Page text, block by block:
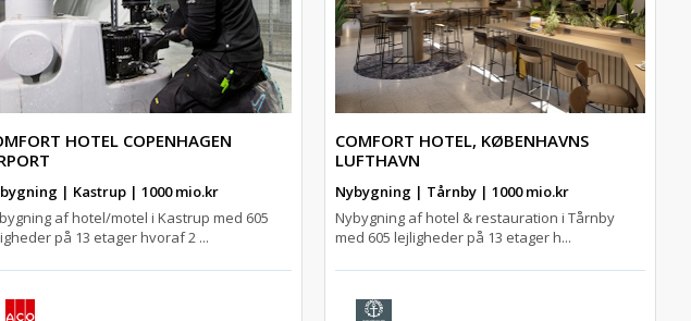
HOTEL COPENHAGEN
| Kastrup | 1000 mio.kr
af hotel/motel i Kastrup med 605
på 13 etager hvoraf 2 ...
COMFORT HOTEL, KØBENHAVNS
LUFTHAVN
Nybygning | Tårnby | 1000 mio.kr
Nybygning af hotel & restauration i Tårnby
med 605 lejligheder på 13 etager h...